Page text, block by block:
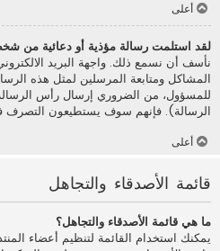
أعلى
لقد استلمت رسالة مؤذية أو دعائية من
نأسف أن نسمع ذلك. واجهة البريد
المشاكل ومتابعة المرسلين لمثل هذه
للمسؤول، من الضروري إرسال رأس
الرسالة). فإنهم سوف يستطيعون التصرف
أعلى
قائمة الأصدقاء والتجاهل
ما هي قائمة الأصدقاء والتجاهل؟
يمكنك استخدام القائمة لتنظيم أعضاء